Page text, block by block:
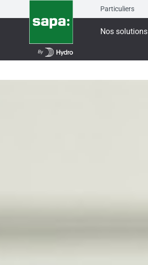
Particuliers
Nos solutions